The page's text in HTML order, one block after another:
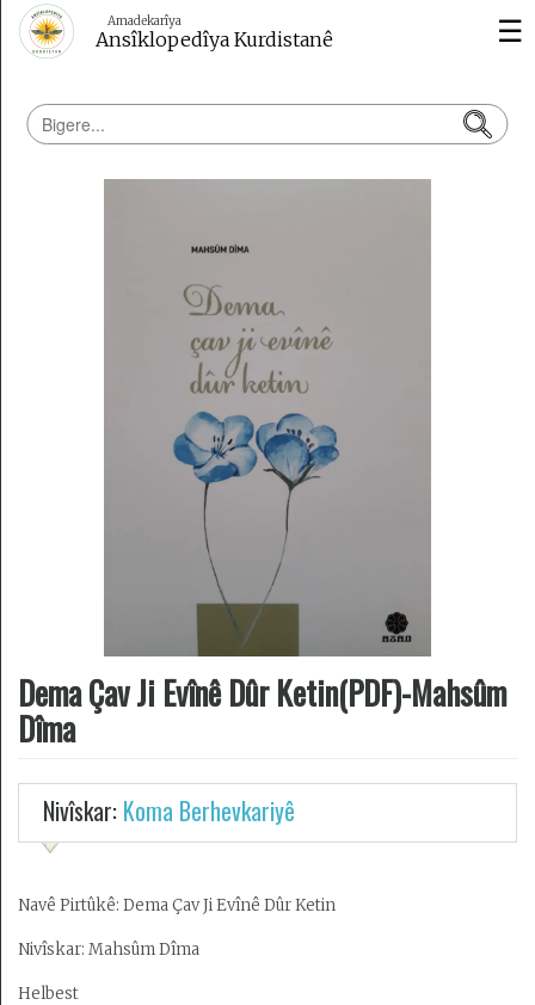
Amadekarîya
Ansîklopedîya Kurdistanê ☰
Têkilî
Armanc
Kedkar
Derbarê
de
Dema Çav Ji Evînê Dûr Ketin(PDF)-Mahsûm
Dîma
Nivîskar: Koma Berhevkariyê
Navê Pirtûkê: Dema Çav Ji Evînê Dûr Ketin
Nivîskar: Mahsûm Dîma
Helbest